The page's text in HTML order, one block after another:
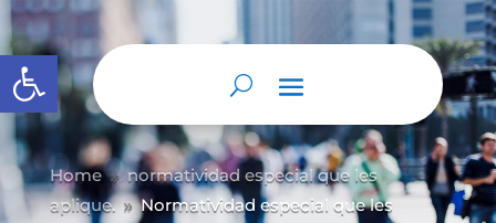
Abrir barra de herramientas
Home 9 normatividad especial que les
aplique. 9 Normatividad especial que les